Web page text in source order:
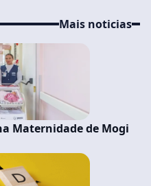
Mais noticias
Maternidade de Mogi